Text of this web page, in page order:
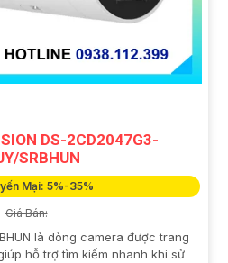
DS-2CD2047G3-
SRBHUN
Mại: 5%-35%
Giá Bán:
là dòng camera được trang
hỗ trợ tìm kiếm nhanh khi sử